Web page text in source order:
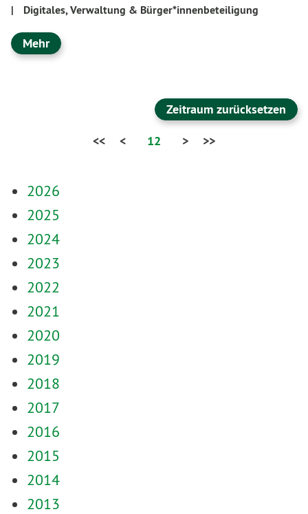
|
Digitales, Verwaltung & Bürger*innenbeteiligung
Mehr
Zeitraum zurücksetzen
<<
< 12 > >>
2026
2025
2024
2023
2022
2021
2020
2019
2018
2017
2016
2015
2014
2013